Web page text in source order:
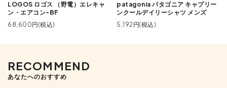
LOGOS ロゴス （野電）エレキャ
ン・エアコン-BF
68,600円(税込)
patagonia パタゴニア キャプリー
ンクールデイリーシャツ メンズ
5,192円(税込)
RECOMMEND
あなたへのおすすめ